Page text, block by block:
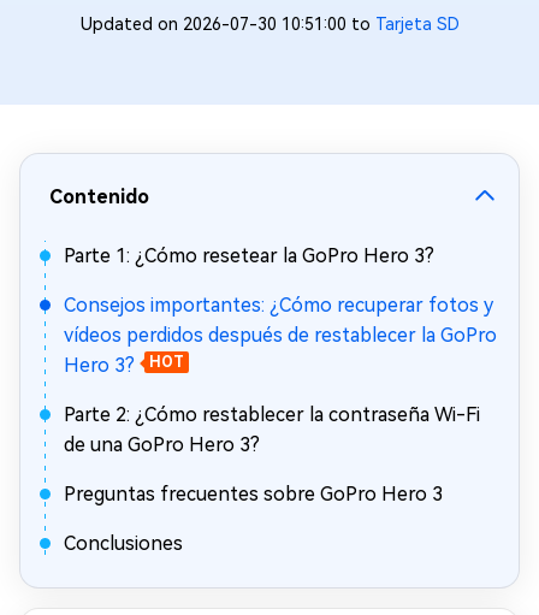
Updated on 2026-07-30 10:51:00 to Tarjeta SD
Contenido
Parte 1: ¿Cómo resetear la GoPro Hero 3?
Consejos importantes: ¿Cómo recuperar fotos y
vídeos perdidos después de restablecer la GoPro
Hero 3?
HOT
Parte 2: ¿Cómo restablecer la contraseña Wi-Fi
de una GoPro Hero 3?
Preguntas frecuentes sobre GoPro Hero 3
Conclusiones